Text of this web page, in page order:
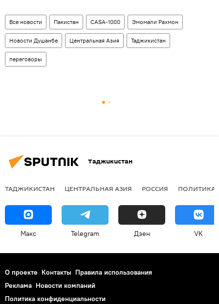
Все новости Пакистан CASA-1000 Эмомали Рахмон
Новости Душанбе Центральная Азия Таджикистан
переговоры
Таджикистан
ТАДЖИКИСТАН ЦЕНТРАЛЬНАЯ АЗИЯ РОССИЯ ПОЛИТИКА
Макс Telegram Дзен VK
О проекте Контакты Правила использования
Реклама Новости компаний
Политика конфиденциальности